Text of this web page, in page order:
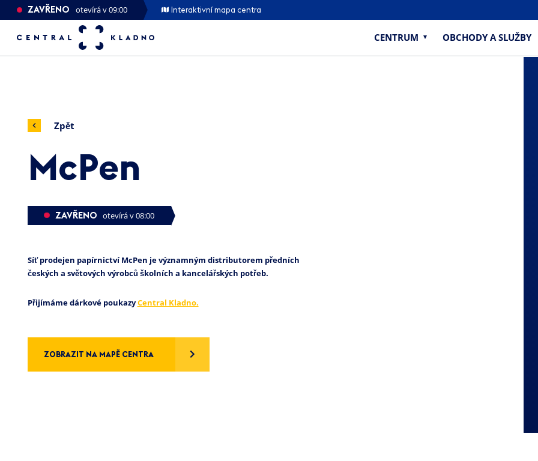
ZAVŘENO otevírá v 09:00 Interaktivní mapa centra
CENTRUM OBCHODY A SLUŽBY
Zpět
McPen
ZAVŘENO otevírá v 08:00
Síť prodejen papírnictví McPen je významným distributorem předních
českých a světových výrobců školních a kancelářských potřeb.
Přijímáme dárkové poukazyCentral Kladno.
ZOBRAZIT NA MAPĚ CENTRA